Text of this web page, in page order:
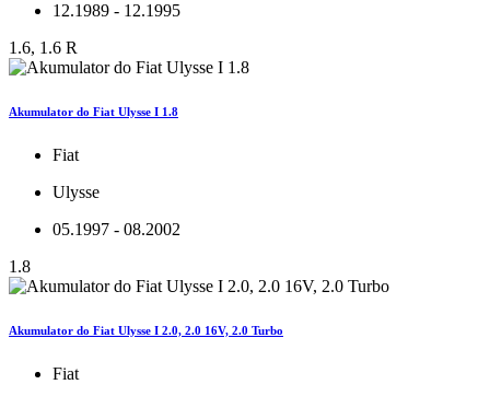
12.1989 - 12.1995
1.6, 1.6 R
Akumulator do Fiat Ulysse I 1.8
Fiat
Ulysse
05.1997 - 08.2002
1.8
Akumulator do Fiat Ulysse I 2.0, 2.0 16V, 2.0 Turbo
Fiat